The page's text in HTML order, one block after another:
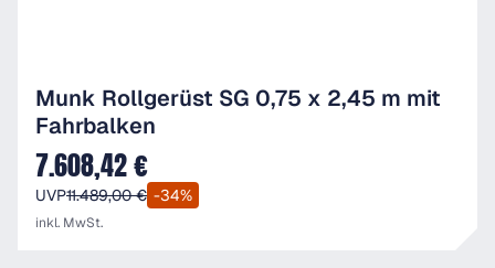
Munk Rollgerüst SG 0,75 x 2,45 m mit
Fahrbalken
Verkaufspreis:
7.608,42 €
UVP11.489,00 € -34%
inkl. MwSt.